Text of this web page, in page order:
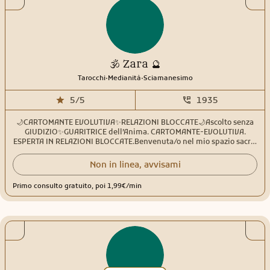
🕉️ Zara 🔮
Tarocchi.Medianità.Sciamanesimo
5/5 1935
🌙CARTOMANTE EVOLUTIVA✨RELAZIONI BLOCCATE🌙Ascolto senza
GIUDIZIO✨GUARITRICE dell’Anima. CARTOMANTE-EVOLUTIVA.
ESPERTA IN RELAZIONI BLOCCATE.Benvenuta/o nel mio spazio sacro.
risposte chiare, ma anche una profonda rigenerazione
interiore.Oltre a leggere i Tarocchi per illuminare il tuo cammino e
Organi': una pratica potente per sciogliere i blocchi emotivi che
somatizziamo nel corpo. Spesso i nodi nel destino partono da
rabbia, l'ansia e la paura in energia radiante e consapevolezza.COSA
POSSO FARE PER TE:Ti aiuto a capire cosa sta succedendo nella tua
vita, a sciogliere blocchi emotivi ed energetici e a ritrovare
equilibrio.Lavoro con:- Cartomanzia Evolutiva: Ottieni risposte
dirette e sincere dai tarocchi su amore, lavoro e fortuna per
sbloccare il tuo destino.- Cromo-Reiki a Distanza: Utilizzo l'Alchimia
Non in linea, avvisami
Primo consulto gratuito, poi 1,99€/min